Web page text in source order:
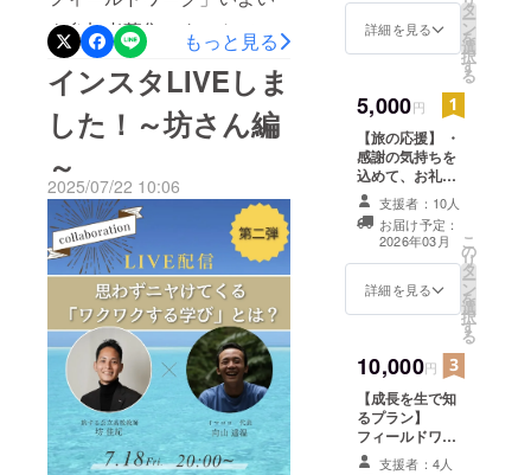
していたように感じます。※
また詳しい感想や三日間で
話し合っていたことについ
ては、投稿やリターンを通
してお伝えできればと思っ
ています。Instagramでも、
写真などを投稿しているの
で、ぜひご覧ください！！
よ参加者募集スタートで
す！海の青さ、風の音、戦
跡で出会う“生きる”という言
葉の重み。「自分はどう生
きたいのか？」その問い
を、仲間と一緒に探す3日間
です。いよいよ、参加者募
集をスタートします！現地
の方との対話、自然との向
き合い、そして“心が動く瞬
間”。きっと、あなたの中の
何かが変わります。開催
日：2026年3月で参加希望
者と調整開催地：沖縄本島
もっと見る
インスタLIVEしま
した！～坊さん編
～
2025/07/22 10:06
ます。
詳細を見る
タ
ー
ン
を
選
択
す
る
5,000円
【旅の応援】 ・
感謝の気持ちを
込めて、お礼の
メッセージと活
動報告（PDF）
をお送りしま
す。 ・参加者の
感想（概要版）
も合わせてお送
りします。 ・参
（概要版）をお
送りします。 ・
兵庫県姫路市夢
前町の老人ホー
ム「光寿園」に
て毎週木曜日と
支援者：10人
お届け予定：
2026年03月
詳細を見る
こ
の
リ
タ
ー
ン
を
選
択
す
る
10,000円
【成長を生で知
るプラン】
フィールドワー
ク開催前の準備
支援者：4人